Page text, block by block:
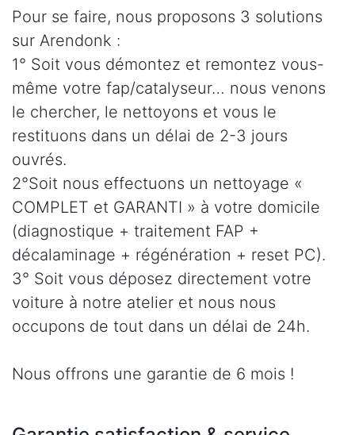
Pour se faire, nous proposons 3 solutions
sur Arendonk :
1° Soit vous démontez et remontez vous-
même votre fap/catalyseur… nous venons
le chercher, le nettoyons et vous le
restituons dans un délai de 2-3 jours
ouvrés.
2°Soit nous effectuons un nettoyage «
COMPLET et GARANTI » à votre domicile
(diagnostique + traitement FAP +
décalaminage + régénération + reset PC).
3° Soit vous déposez directement votre
voiture à notre atelier et nous nous
occupons de tout dans un délai de 24h.
Nous offrons une garantie de 6 mois !